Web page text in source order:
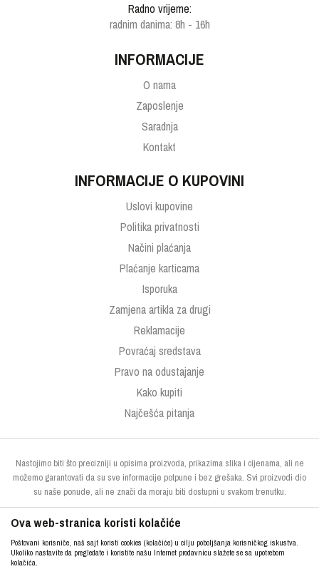
Radno vrijeme:
radnim danima: 8h - 16h
INFORMACIJE
O nama
Zaposlenje
Saradnja
Kontakt
INFORMACIJE O KUPOVINI
Uslovi kupovine
Politika privatnosti
Načini plaćanja
Plaćanje karticama
Isporuka
Zamjena artikla za drugi
Reklamacije
Povraćaj sredstava
Pravo na odustajanje
Kako kupiti
Najčešća pitanja
Nastojimo biti što precizniji u opisima proizvoda, prikazima slika i cijenama, ali ne
možemo garantovati da su sve informacije potpune i bez grešaka. Svi proizvodi dio
su naše ponude, ali ne znači da moraju biti dostupni u svakom trenutku.
Ova web-stranica koristi kolačiće
Poštovani korisniče, naš sajt koristi cookies (kolačiće) u cilju poboljšanja korisničkog iskustva.
Ukoliko nastavite da pregledate i koristite našu Internet prodavnicu slažete se sa upotrebom
kolačića.